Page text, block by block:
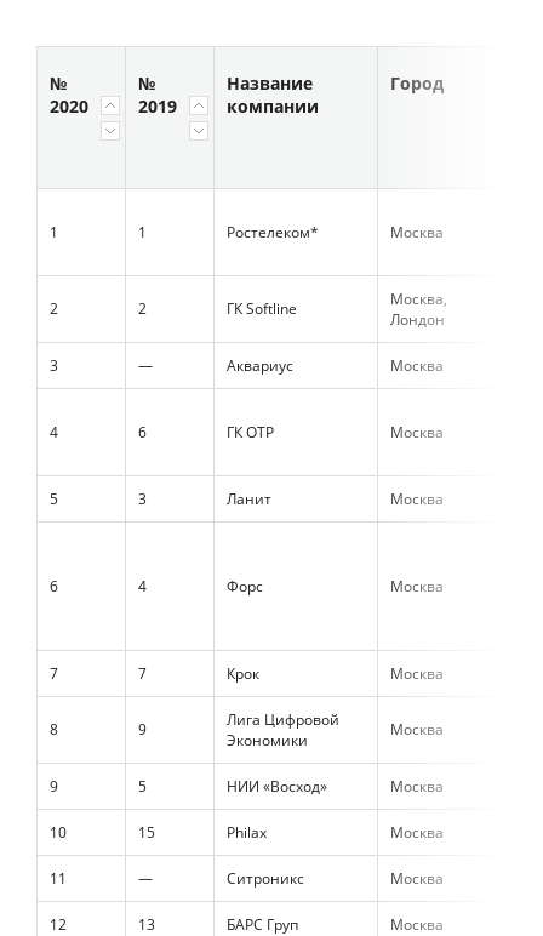
№
2020
№
2019
Название
компании
Город
1 1 Ростелеком* Москва
2 2 ГК Softline
Москва,
Лондон
3 — Аквариус Москва
4 6 ГК ОТР Москва
5 3 Ланит Москва
6 4 Форс Москва
7 7 Крок Москва
8 9
Лига Цифровой
Экономики
Москва
9 5 НИИ «Восход» Москва
10 15 Philax Москва
11 — Ситроникс Москва
12 13 БАРС Груп Москва